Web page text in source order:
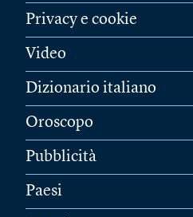
Privacy e cookie
Video
Dizionario italiano
Oroscopo
Pubblicità
Paesi